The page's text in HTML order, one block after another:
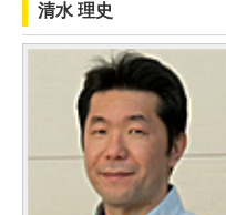
清水 理史